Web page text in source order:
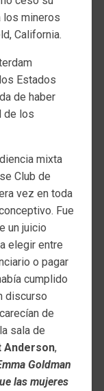
los mineros
California.
Estados
de haber
de los
mixta
Club de
vez en toda
Fue
un juicio
elegir entre
o pagar
cumplido
discurso
de
sala de
Anderson,
Goldman
las mujeres